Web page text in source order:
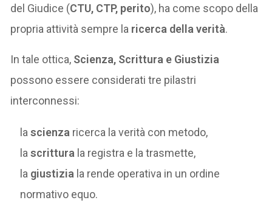
del Giudice (CTU, CTP, perito), ha come scopo della
propria attività sempre la ricerca della verità.
In tale ottica, Scienza, Scrittura e Giustizia
possono essere considerati tre pilastri
interconnessi:
lascienza ricerca la verità con metodo,
lascrittura la registra e la trasmette,
la giustizia la rende operativa in un ordine
normativo equo.